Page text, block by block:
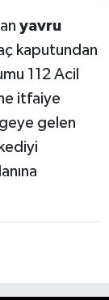
yavru
kaputundan
112 Acil
itfaiye
gelen